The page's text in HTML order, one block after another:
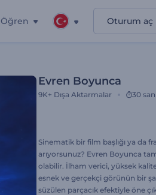
Öğren Oturum aç
Evren Boyunca
9K+ Dışa Aktarmalar 30
Sinematik bir film başlığı ya da
arıyorsunuz? Evren Boyunca tam
olabilir. İlham verici, yüksek
esnek ve gerçekçi görünün bir
süzülen parçacık efektiyle öne